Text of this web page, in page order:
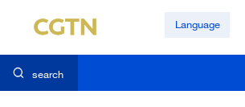
Language
search